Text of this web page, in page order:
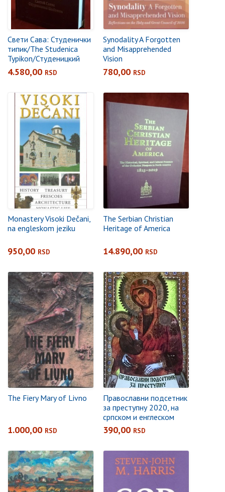
Свети Сава: Студенички
типик/The Studenica
Typikon/Студеницкий
типикoн, кожни повез
4.580,00 RSD
Synodality A Forgotten
and Misapprehended
Vision
780,00 RSD
Monastery Visoki Dečani,
na engleskom jeziku
950,00 RSD
The Serbian Christian
Heritage of America
14.890,00 RSD
The Fiery Mary of Livno
1.000,00 RSD
Православни подсетник
за преступну 2020, на
српском и енглеском
језику
390,00 RSD